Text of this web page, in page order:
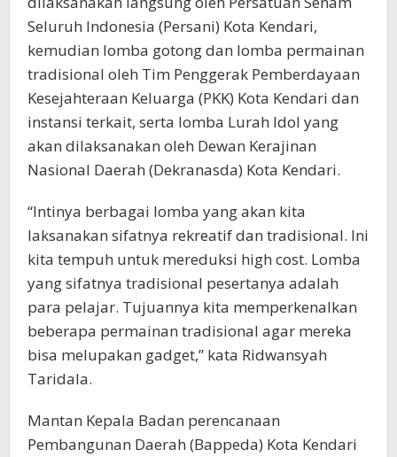
Seluruh Indonesia (Persani) Kota Kendari,
kemudian lomba gotong dan lomba permainan
tradisional oleh Tim Penggerak Pemberdayaan
Kesejahteraan Keluarga (PKK) Kota Kendari dan
instansi terkait, serta lomba Lurah Idol yang
akan dilaksanakan oleh Dewan Kerajinan
Nasional Daerah (Dekranasda) Kota Kendari.
“Intinya berbagai lomba yang akan kita
laksanakan sifatnya rekreatif dan tradisional. Ini
kita tempuh untuk mereduksi high cost. Lomba
yang sifatnya tradisional pesertanya adalah
para pelajar. Tujuannya kita memperkenalkan
beberapa permainan tradisional agar mereka
bisa melupakan gadget,” kata Ridwansyah
Taridala.
Mantan Kepala Badan perencanaan
Pembangunan Daerah (Bappeda) Kota Kendari